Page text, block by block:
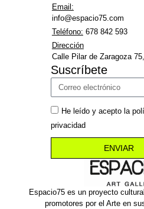
Espacio75 es un proyecto
promotores por el Arte en
Email:
info@espacio75.com
Teléfono: 678 842 593
Dirección
Calle Pilar de Zaragoza
Suscríbete
He leído y acepto la
privacidad
ENVIAR